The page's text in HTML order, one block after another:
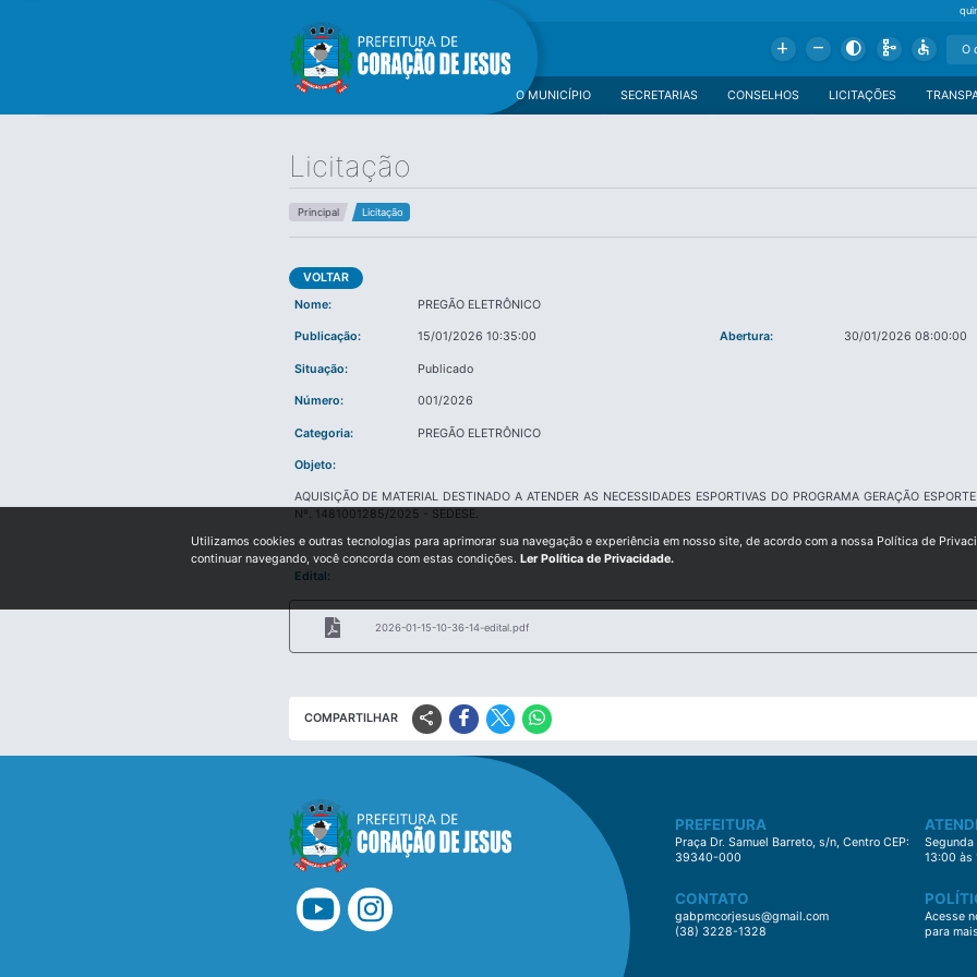
Add Remove Contrast Schema Accessible
LICITAÇÕES
CONSELHOS
SECRETARIAS
O MUNICÍPIO
Licitação
Principal Licitação
VOLTAR
Nome:
PREGÃO ELETRÔNICO
Publicação: 15/01/2026 10:35:00 Abertura: 30/01/2026 08:00:00
Situação: Publicado
Número: 001/2026
Categoria: PREGÃO ELETRÔNICO
Objeto:
AQUISIÇÃO DE MATERIAL DESTINADO A ATENDER AS NECESSIDADES ESPORTIVAS DO PROGRAMA GERAÇÃO
Nº. 1481001285/2025 - SEDESE.
Edital:
2026-01-15-10-36-14-edital.pdf
COMPARTILHAR share
PREFEITURA
Praça Dr. Samuel Barreto, s/n, Centro CEP:
39340-000
Segunda
13:00 às
CONTATO
gabpmcorjesus@gmail.com
(38) 3228-1328
Acesse
para
Utilizamos cookies e outras tecnologias para aprimorar sua navegação e experiência em nosso site, de acordo com a nossa Política de
continuar navegando, você concorda com estas condições. Ler Política de Privacidade.